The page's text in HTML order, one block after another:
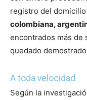
registro del
colombiana,
encontrados más de
quedado
A toda velocidad
Según la